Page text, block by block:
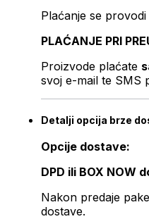
Plaćanje se
PLAĆANJE PRI
Proizvode plaćate
svoj e-mail te SMS
Detalji opcija brze
Opcije dostave:
DPD ili BOX NOW
Nakon predaje
dostave.